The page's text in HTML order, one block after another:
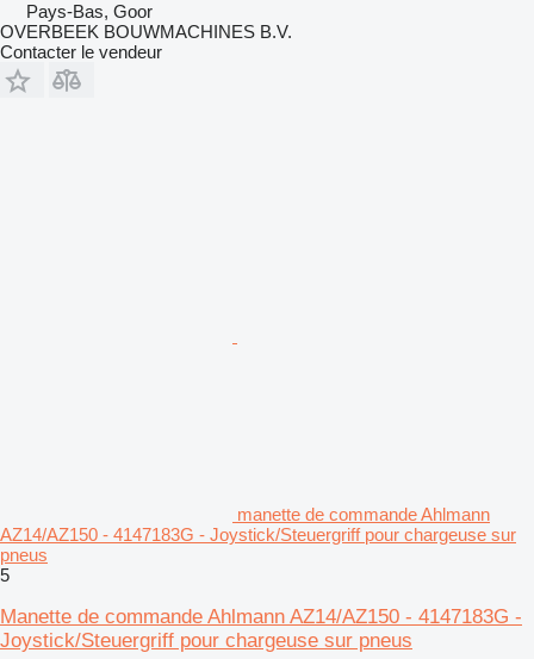
Pays-Bas, Goor
OVERBEEK BOUWMACHINES B.V.
Contacter le vendeur
manette de commande Ahlmann
AZ14/AZ150 - 4147183G - Joystick/Steuergriff pour chargeuse sur
pneus
5
Manette de commande Ahlmann AZ14/AZ150 - 4147183G -
Joystick/Steuergriff pour chargeuse sur pneus